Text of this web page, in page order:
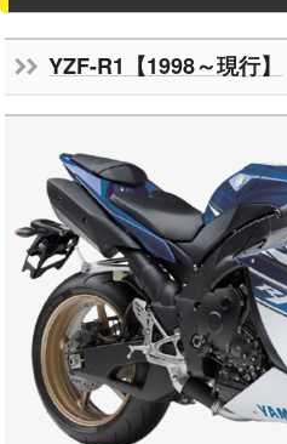
YZF-R1【1998～現行】